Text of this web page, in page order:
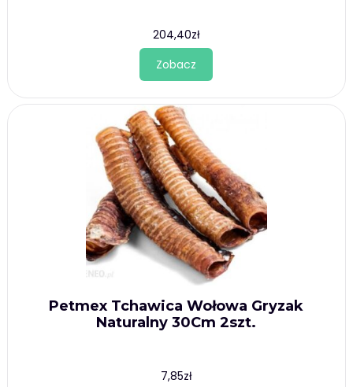
204,40zł
Zobacz
Petmex Tchawica Wołowa Gryzak
Naturalny 30Cm 2szt.
7,85zł